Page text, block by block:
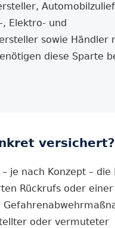
Elektro- und
sowie Händler
diese Sparte
versichert?
je nach Konzept – die
Rückrufs oder einer
oder vermuteter